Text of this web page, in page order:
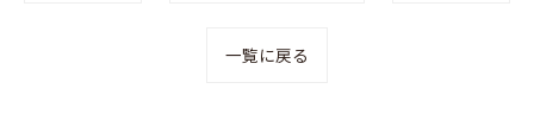
一覧に戻る